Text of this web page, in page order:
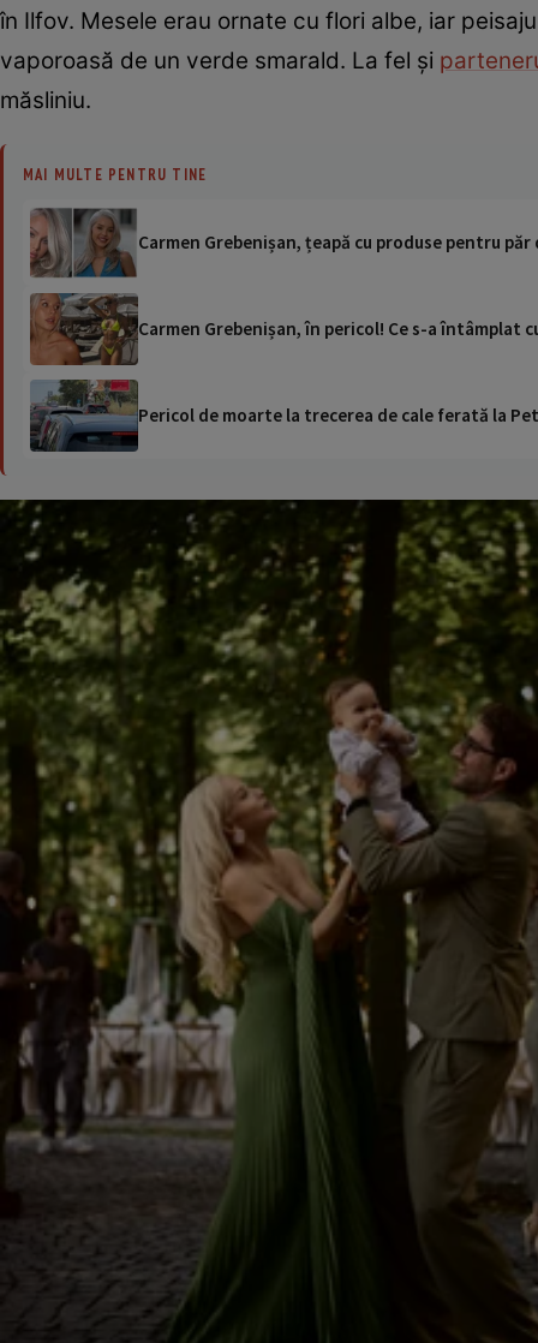
în Ilfov. Mesele erau ornate cu flori albe, iar
vaporoasă de un verde smarald. La fel și
măsliniu.
MAI MULTE PENTRU TINE
Carmen Grebenișan, țeapă cu produse pentru
Carmen Grebenișan, în pericol! Ce s-a întâmplat
Pericol de moarte la trecerea de cale ferată la